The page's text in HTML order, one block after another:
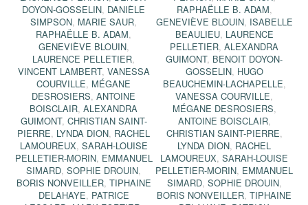
DOYON-GOSSELIN, DANIÈLE
SIMPSON, MARIE SAUR,
RAPHAËLLE B. ADAM,
GENEVIÈVE BLOUIN,
LAURENCE PELLETIER,
VINCENT LAMBERT, VANESSA
COURVILLE, MÉGANE
DESROSIERS,ANTOINE
BOISCLAIR,ALEXANDRA
GUIMONT, CHRISTIAN SAINT-
PIERRE, LYNDA DION, RACHEL
LAMOUREUX, SARAH-LOUISE
PELLETIER-MORIN, EMMANUEL
SIMARD,SOPHIE DROUIN,
BORIS NONVEILLER, TIPHAINE
DELAHAYE, PATRICE
RAPHAËLLE B. ADAM,
GENEVIÈVE BLOUIN, ISABELLE
BEAULIEU, LAURENCE
PELLETIER,ALEXANDRA
GUIMONT, BENOIT DOYON-
GOSSELIN, HUGO
BEAUCHEMIN-LACHAPELLE,
VANESSA COURVILLE,
MÉGANE DESROSIERS,
ANTOINE BOISCLAIR,
CHRISTIAN SAINT-PIERRE,
LYNDA DION, RACHEL
LAMOUREUX,SARAH-LOUISE
PELLETIER-MORIN, EMMANUEL
SIMARD, SOPHIE DROUIN,
BORIS NONVEILLER,TIPHAINE